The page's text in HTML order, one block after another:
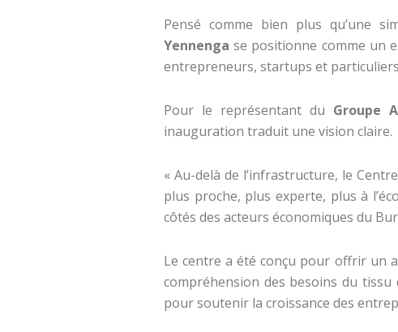
Pensé comme bien plus qu’une
Yennenga se positionne comme un
entrepreneurs, startups et
Pour le représentant du Groupe
inauguration traduit une vision claire.
« Au-delà de l’infrastructure, le
plus proche, plus experte, plus à
côtés des acteurs économiques du
Le centre a été conçu pour offrir un
compréhension des besoins du
pour soutenir la croissance des